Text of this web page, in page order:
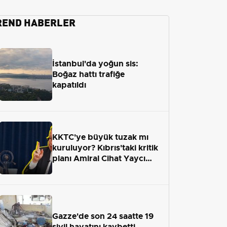
HABERLER
İstanbul'da yoğun sis:
Boğaz hattı trafiğe
kapatıldı
KKTC'ye büyük tuzak mı
kuruluyor? Kıbrıs'taki kritik
planı Amiral Cihat Yaycı
Gazze'de son 24 saatte 19